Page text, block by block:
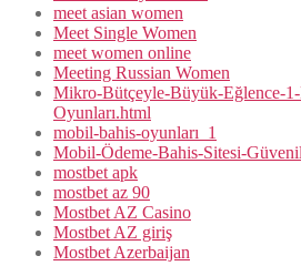
meet asian women
Meet Single Women
meet women online
Meeting Russian Women
Mikro-Bütçeyle-Büyük-Eğlence-
Oyunları.html
mobil-bahis-oyunları_1
Mobil-Ödeme-Bahis-Sitesi-
mostbet apk
mostbet az 90
Mostbet AZ Casino
Mostbet AZ giriş
Mostbet Azerbaijan